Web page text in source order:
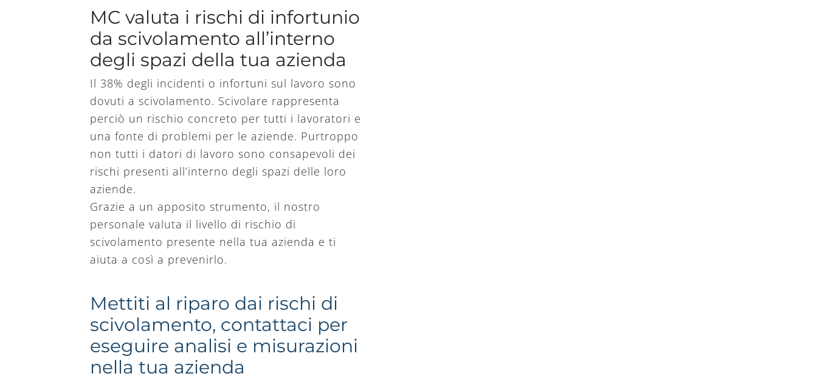
MC valuta i rischi di infortunio
da scivolamento all’interno
degli spazi della tua azienda
Il 38% degli incidenti o infortuni sul lavoro sono
dovuti a scivolamento. Scivolare rappresenta
perciò un rischio concreto per tutti i lavoratori e
una fonte di problemi per le aziende. Purtroppo
non tutti i datori di lavoro sono consapevoli dei
rischi presenti all’interno degli spazi delle loro
aziende.
Grazie a un apposito strumento, il nostro
personale valuta il livello di rischio di
scivolamento presente nella tua azienda e ti
aiuta a così a prevenirlo.
Mettiti al riparo dai rischi di
scivolamento, contattaci per
eseguire analisi e misurazioni
nella tua azienda